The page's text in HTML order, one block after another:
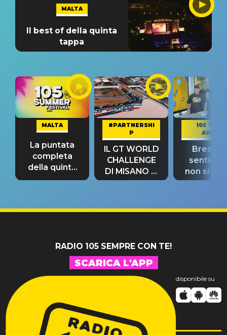
MALTA
Il best of della quinta
tappa
MALTA
La puntata
completa
della quinta
tappa
#PARTNERSHI
P
IL GT WORLD
CHALLENGE
DI MISANO si
riconferma
105 TAKE
AWAY
Bresh:
non si
fino alla
RADIO 105 SEMPRE CON TE!
SCARICA L'APP
disponibile su